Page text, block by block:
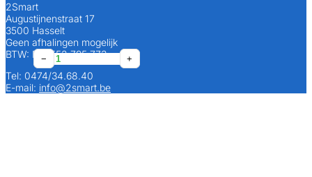
−
Markeersysteem
50
stuks/doos
16mm
+
−
Markeersysteem
50
stuks/doos
20mm
+
−
100
x
Helia
Bevestigingsclip
+
2Smart
Augustijnenstraat 17
3500 Hasselt
Geen afhalingen mogelijk
BTW: BE0552 795 773
Tel: 0474/34.68.40
E-mail: info@2smart.be